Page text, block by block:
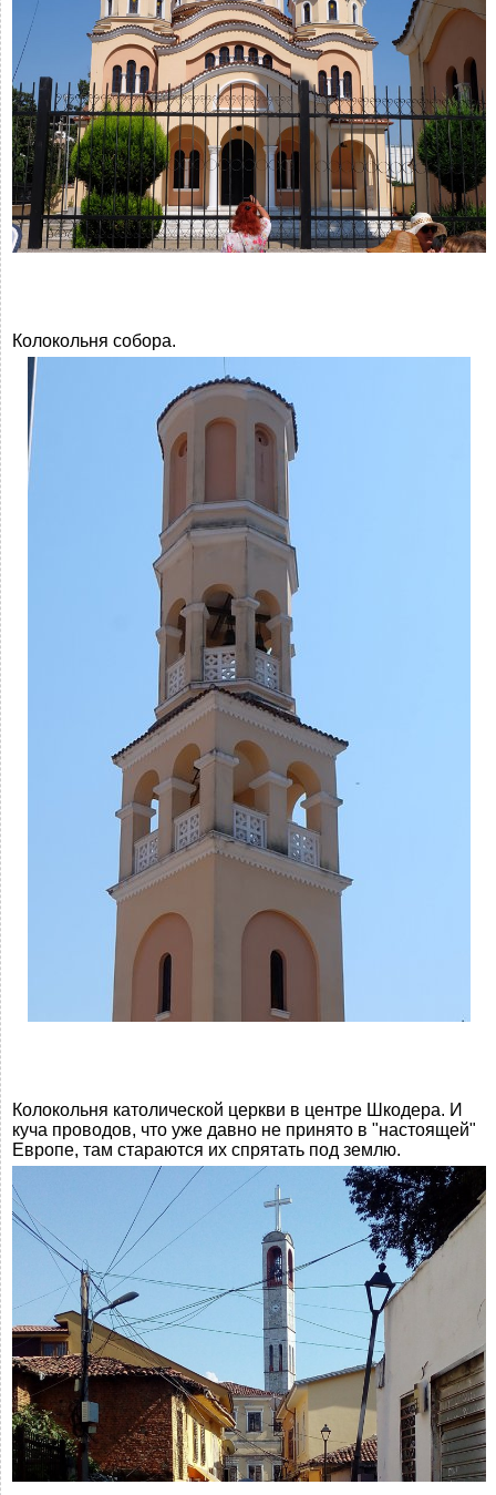
Колокольня собора.
Колокольня католической церкви в центре Шкодера. И
куча проводов, что уже давно не принято в "настоящей"
Европе, там стараются их спрятать под землю.